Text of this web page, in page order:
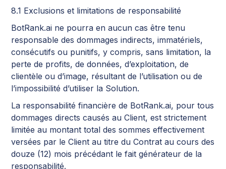
8.1 Exclusions et limitations de responsabilité
BotRank.ai ne pourra en aucun cas être tenu
responsable des dommages indirects, immatériels,
consécutifs ou punitifs, y compris, sans limitation, la
perte de profits, de données, d’exploitation, de
clientèle ou d’image, résultant de l’utilisation ou de
l’impossibilité d’utiliser la Solution.
La responsabilité financière de BotRank.ai, pour tous
dommages directs causés au Client, est strictement
limitée au montant total des sommes effectivement
versées par le Client au titre du Contrat au cours des
douze (12) mois précédant le fait générateur de la
responsabilité.